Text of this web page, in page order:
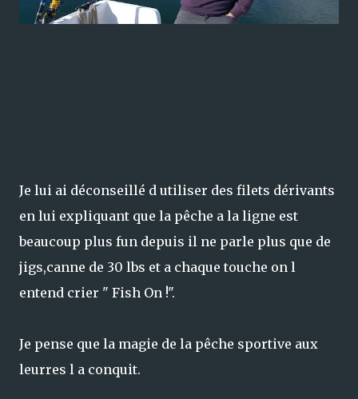
Je lui ai déconseillé d utiliser des filets dérivants
en lui expliquant que la pêche a la ligne est
beaucoup plus fun depuis il ne parle plus que de
jigs,canne de 30 lbs et a chaque touche on l
entend crier " Fish On !".
Je pense que la magie de la pêche sportive aux
leurres l a conquit.